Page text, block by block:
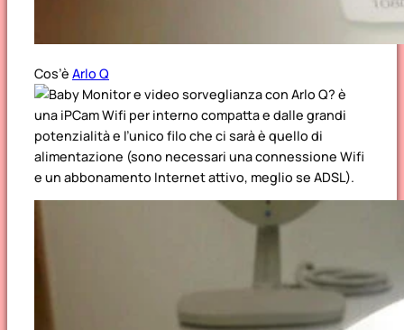
Cos’è Arlo Q
? è
una iPCam Wifi per interno compatta e dalle grandi
potenzialità e l’unico filo che ci sarà è quello di
alimentazione (sono necessari una connessione Wifi
e un abbonamento Internet attivo, meglio se ADSL).